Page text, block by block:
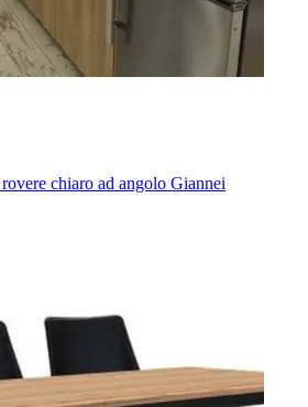
chiaro ad angolo Giannei